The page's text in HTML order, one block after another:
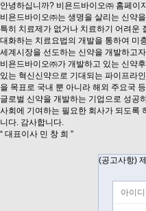
안녕하십니까? 비욘드바이오㈜ 홈페이
비욘드바이오㈜는 생명을 살리는 신약
특히 치료제가 없거나 치료하기 어려운
대화하는 치료요법의 개발을 통하여 미
세계시장을 선도하는 신약을 개발하고
비욘드바이오㈜가 개발하고 있는 신약
있는 혁신신약으로 기대되는 파이프라
을 목표로 국내 뿐 아니라 해외 주요국
글로벌 신약을 개발하는 기업으로 성공
사회에 기여하는 필요한 회사가 되도록
니다. 감사합니다.
“ 대표이사 민 창 희 ”
(공고사항)